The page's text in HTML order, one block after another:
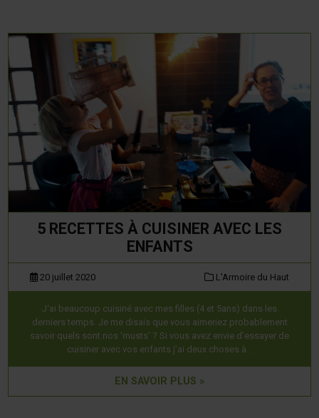
5 RECETTES À CUISINER AVEC LES
ENFANTS
20 juillet 2020 L'Armoire du Haut
J‘ai beaucoup cuisiné avec mes filles (4 et 5ans) dans les
derniers temps. Je me disais que vous aimeriez probablement
savoir quels sont nos ‘musts’ ? Si vous avez envie d’essayer de
cuisiner avec vos enfants j’ai deux choses à…
EN SAVOIR PLUS »